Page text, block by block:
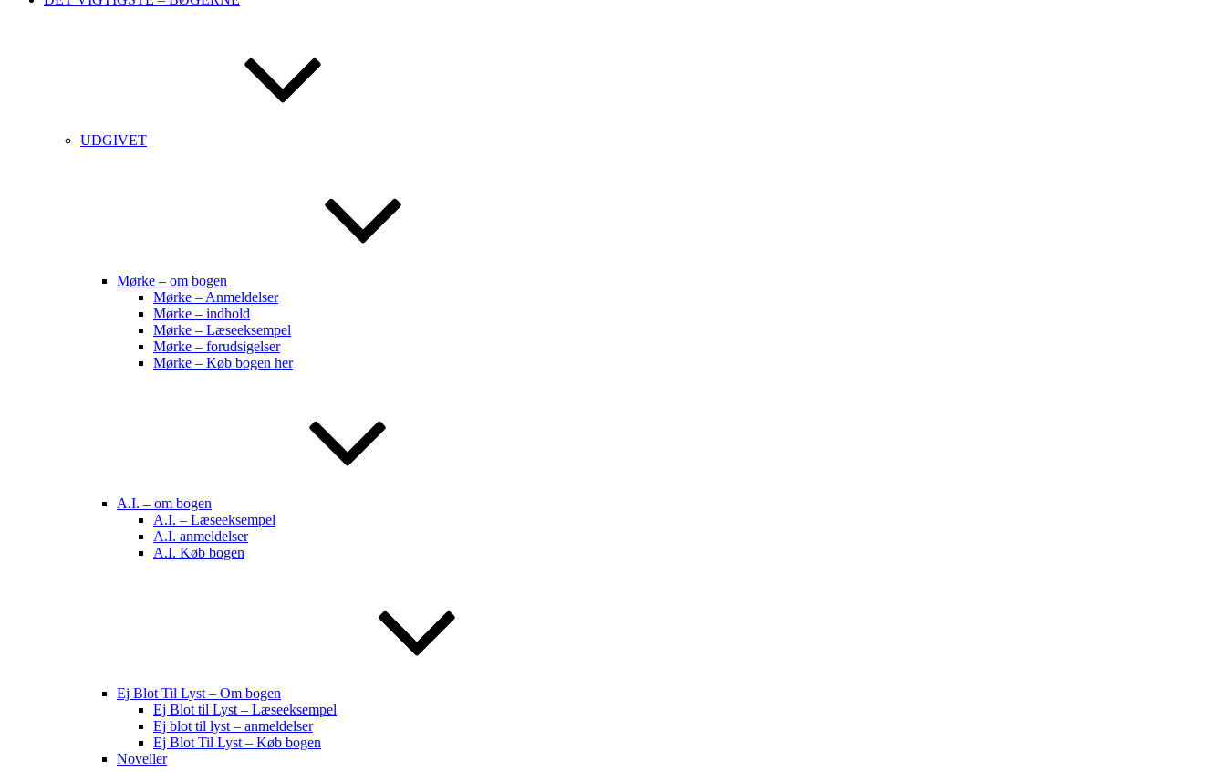
UDGIVET
Mørke – om bogen
Mørke – Anmeldelser
Mørke – indhold
Mørke – Læseeksempel
Mørke – forudsigelser
Mørke – Køb bogen her
A.I. – om bogen
A.I. – Læseeksempel
A.I. anmeldelser
A.I. Køb bogen
Ej Blot Til Lyst – Om bogen
Ej Blot til Lyst – Læseeksempel
Ej blot til lyst – anmeldelser
Ej Blot Til Lyst – Køb bogen
Noveller